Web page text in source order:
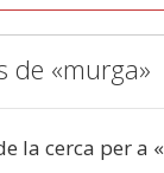
de «murga»
la cerca per a «